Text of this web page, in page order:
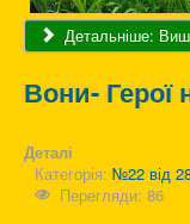
Детальніше:
Вони- Герої
Деталі
Категорія: №22 від
Перегляди: 86